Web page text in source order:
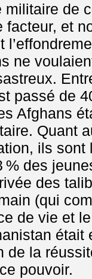
militaire de
facteur, et
ne
passé de
Afghans
Quant
ils sont
% des
des
(qui
de vie et
de la
pouvoir.